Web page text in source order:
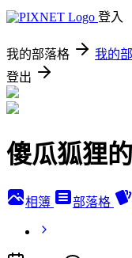
登入
我的部落格 我的
登出
傻瓜狐狸
相簿 部落格